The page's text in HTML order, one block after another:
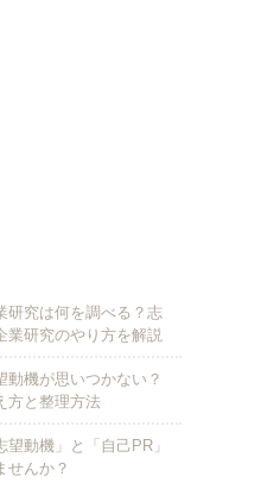
研究は何を調べる？志
業研究のやり方を解説
動機が思いつかない？
方と整理方法
動機」と「自己PR」
せんか？